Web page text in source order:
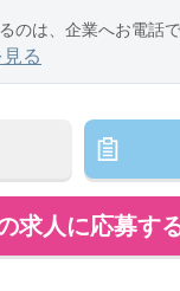
のは、企業へお電話
インサイドセールスの
る
求人に応募す